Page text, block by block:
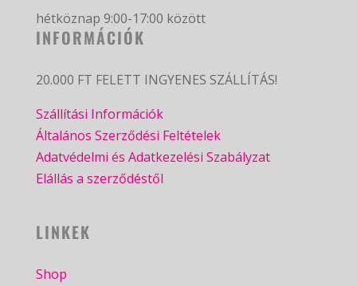
hétköznap 9:00-17:00 között
INFORMÁCIÓK
20.000 FT FELETT INGYENES SZÁLLÍTÁS!
Szállítási Információk
Általános Szerződési Feltételek
Adatvédelmi és Adatkezelési Szabályzat
Elállás a szerződéstől
LINKEK
Shop